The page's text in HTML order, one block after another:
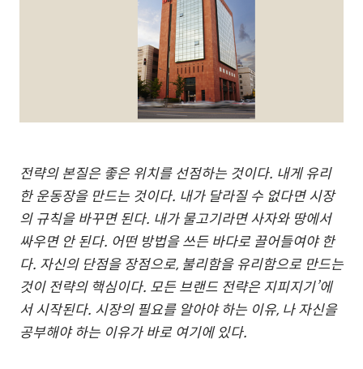
전략의 본질은 좋은 위치를 선점하는 것이다. 내게 유리
한 운동장을 만드는 것이다. 내가 달라질 수 없다면 시장
의 규칙을 바꾸면 된다. 내가 물고기라면 사자와 땅에서
싸우면 안 된다. 어떤 방법을 쓰든 바다로 끌어들여야 한
다. 자신의 단점을 장점으로, 불리함을 유리함으로 만드는
것이 전략의 핵심이다. 모든 브랜드 전략은 지피지기’에
서 시작된다. 시장의 필요를 알아야 하는 이유, 나 자신을
공부해야 하는 이유가 바로 여기에 있다.